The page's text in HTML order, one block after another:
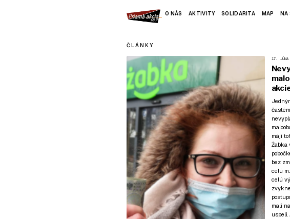
O NÁS AKTIVITY SOLIDARITA MAP NA
ČLÁNKY
17. JÚNA
máji
Żabka
bez
celú
celú
mali
uspeli.